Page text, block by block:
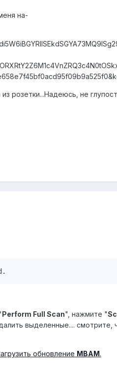
на-
розетки...Надеюсь, не
Perform Full Scan", нажмите "
выделенные.... смотрите,
обновление MBAM.